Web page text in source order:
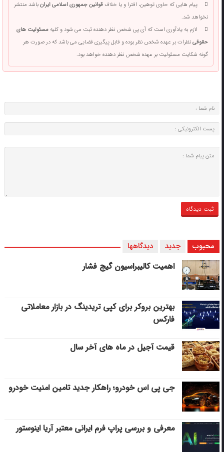
پیام هایی که حاوی توهین، افترا و یا خلافقوانین جمهوری اسلامی ایرانباشد منتشر
نخواهد شد.
لازم به یادآوری است که آی پی شخص نظر دهنده ثبت می شود و کلیهمسئولیت های
حقوقینظرات بر عهده شخص نظر بوده و قابل پیگیری قضایی می باشد که در صورت هر
گونه شکایت مسئولیت بر عهده شخص نظر دهنده خواهد بود.
محبوب جدید دیدگاهها
اهمیت کالیبراسیون گیج فشار
بهترین بروکر برای کپی‌ تریدینگ در بازار معاملاتی
فارکس
قیمت آجیل در ماه های آخر سال
جی پی اس خودرو؛ راهکار جدید تامین امنیت خودرو
معرفی و بررسی پراپ فرم ایرانی معتبر آریا اینوستور